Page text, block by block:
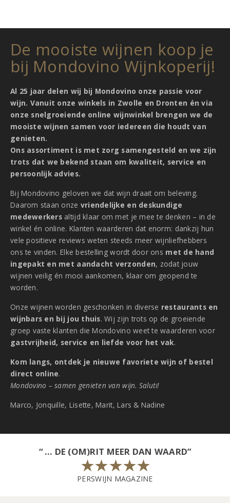
De mooiste wijnen koop je
bij Mondovino Wijnkoperij!
Al 25 jaar delen wij bij Mondovino onze passie voor
wijn. Vanuit onze winkels in Zwolle en Dronten én via
onze snelgroeiende online wijnwinkel brengen we de
mooiste wijnen samen voor iedereen die houdt van
genieten.
Ons assortiment is met zorg samengesteld en we zijn
trots dat we bekend staan om kwaliteit, service en
persoonlijk advies.
Bij Mondovino geloven we dat wijn draait om beleving.
Daarom staan onze vriendelijke en deskundige
medewerkersaltijd klaar om met je mee te denken – in de
winkel én online. Klanten waarderen dat enorm: dankzij hun
vele positieve reviews weten steeds meer wijnliefhebbers
ons te vinden. Elke bestelling wordt door ons met de hand
ingepakt en met aandacht verzonden, zodat jouw
wijnen veilig én mooi aankomen, klaar om geopend te
worden.
Onze wijnen worden geschonken in diverse restaurants en
wijnbars en bij jou thuis. Wij zijn trots op de groeiende
groep vaste klanten die Mondovino weet te waarderen voor
gastvrijheid, service en liefde voor het vak.
Kom langs, ontdek je nieuwe favoriete wijn of bestel
direct online.
Mondovino – samen genieten van wijn. Saluti!
Marco, Jonquille, Lisette, Marit, Lars & Nadine
“ … DE (OM)RIT MEER DAN WAARD”
PERSWIJN MAGAZINE